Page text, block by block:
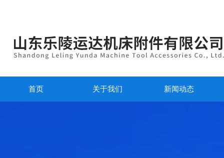
首页 关于我们 新闻动态